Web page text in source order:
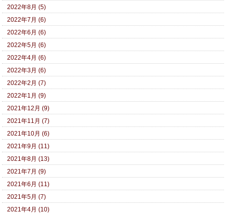
2022年8月 (5)
2022年7月 (6)
2022年6月 (6)
2022年5月 (6)
2022年4月 (6)
2022年3月 (6)
2022年2月 (7)
2022年1月 (9)
2021年12月 (9)
2021年11月 (7)
2021年10月 (6)
2021年9月 (11)
2021年8月 (13)
2021年7月 (9)
2021年6月 (11)
2021年5月 (7)
2021年4月 (10)